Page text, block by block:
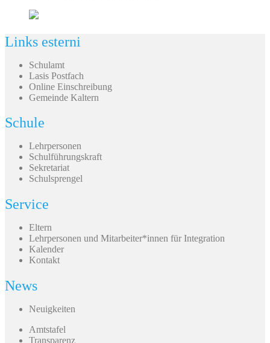
Links esterni
Schulamt
Lasis Postfach
Online Einschreibung
Gemeinde Kaltern
Schule
Lehrpersonen
Schulführungskraft
Sekretariat
Schulsprengel
Service
Eltern
Lehrpersonen und Mitarbeiter*innen für Integration
Kalender
Kontakt
News
Neuigkeiten
Amtstafel
Transparenz